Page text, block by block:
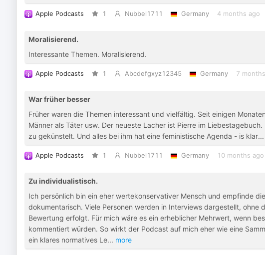
Apple Podcasts 1 Nubbel1711 Germany 4 months ago
Moralisierend.
Interessante Themen. Moralisierend.
Apple Podcasts 1 Abcdefgxyz12345 Germany 7
War früher besser
Früher waren die Themen interessant und vielfältig. Seit einigen
Männer als Täter usw. Der neueste Lacher ist Pierre im
zu gekünstelt. Und alles bei ihm hat eine feministische Agenda - is klar...
Apple Podcasts 1 Nubbel1711 Germany 10 months ago
Zu individualistisch.
Ich persönlich bin ein eher wertekonservativer Mensch und empfinde
dokumentarisch. Viele Personen werden in Interviews dargestellt, ohne
Bewertung erfolgt. Für mich wäre es ein erheblicher Mehrwert, wenn
kommentiert würden. So wirkt der Podcast auf mich eher wie eine
ein klares normatives Le... more